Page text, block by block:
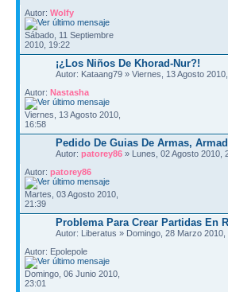
Autor: Wolfy
Sábado, 11 Septiembre
2010, 19:22
¡¿Los Niños De Khorad-Nur?!
Autor: Kataang79 » Viernes, 13 Agosto
Autor: Nastasha
Viernes, 13 Agosto 2010,
16:58
Pedido De Guias De Armas,
Autor: patorey86 » Lunes, 02 Agosto 2010,
Autor: patorey86
Martes, 03 Agosto 2010,
21:39
Problema Para Crear Partidas En
Autor: Liberatus » Domingo, 28 Marzo 2010,
Autor: Epolepole
Domingo, 06 Junio 2010,
23:01